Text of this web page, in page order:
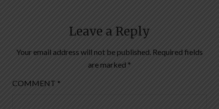
Leave a Reply
Your email address will not be published. Required fields
are marked *
COMMENT *